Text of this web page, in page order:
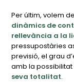
Per últim, volem
dinàmics de
rellevància a la
pressupostàries
previsió, el grau
amb la
seva totalitat.